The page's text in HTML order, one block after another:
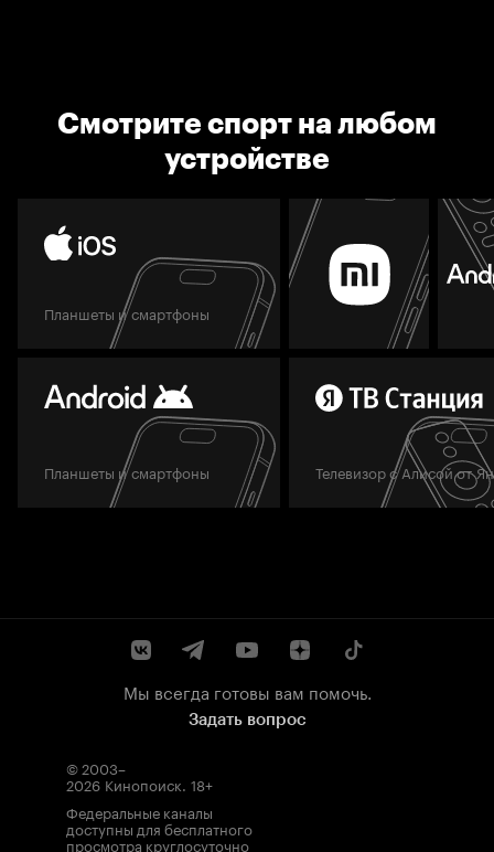
Смотрите спорт на любом
устройстве
Планшеты и смартфоны
Планшеты и смартфоны Телевизор с Алисой от
Мы всегда готовы вам помочь.
Задать вопрос
© 2003–
2026 Кинопоиск. 18+
Федеральные каналы
доступны для бесплатного
просмотра круглосуточно